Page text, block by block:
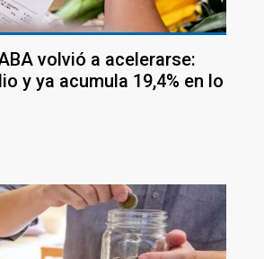
volvió a acelerarse:
y ya acumula 19,4% en lo